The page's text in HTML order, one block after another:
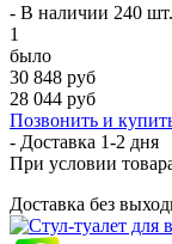
- В наличии 240
1
было
30 848 руб
28 044 руб
Позвонить и
- Доставка 1-2 дня
При условии
Доставка без